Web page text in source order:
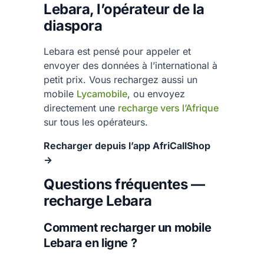
Lebara, l’opérateur de la
diaspora
Lebara est pensé pour appeler et
envoyer des données à l’international à
petit prix. Vous rechargez aussi un
mobile Lycamobile, ou envoyez
directement une recharge vers l’Afrique
sur tous les opérateurs.
Recharger depuis l’app AfriCallShop
→
Questions fréquentes —
recharge Lebara
Comment recharger un mobile
Lebara en ligne ?